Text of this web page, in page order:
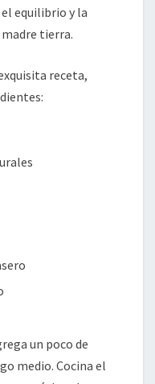
equilibrio y la
tierra.
receta,
un poco de
medio. Cocina el